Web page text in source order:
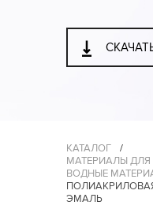
КАТАЛОГ
/
МАТЕРИАЛЫ
ВОДНЫЕ
ЭМАЛЬ